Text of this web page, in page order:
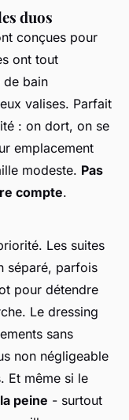
duos
conçues pour
ont tout
de bain
valises. Parfait
: on dort, on se
emplacement
modeste. Pas
compte.
Les suites
séparé, parfois
pour détendre
Le dressing
sans
non négligeable
Et même si le
peine - surtout